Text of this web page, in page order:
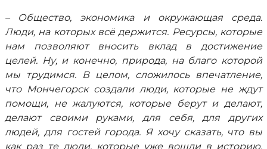
– Общество, экономика и окружающая среда.
Люди, на которых всё держится. Ресурсы, которые
нам позволяют вносить вклад в достижение
целей. Ну, и конечно, природа, на благо которой
мы трудимся. В целом, сложилось впечатление,
что Мончегорск создали люди, которые не ждут
помощи, не жалуются, которые берут и делают,
делают своими руками, для себя, для других
людей, для гостей города. Я хочу сказать, что вы
как раз те люди, которые уже вошли в историю.